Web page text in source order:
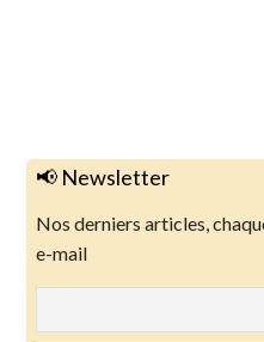
📢 Newsletter
Nos derniers articles,
e-mail